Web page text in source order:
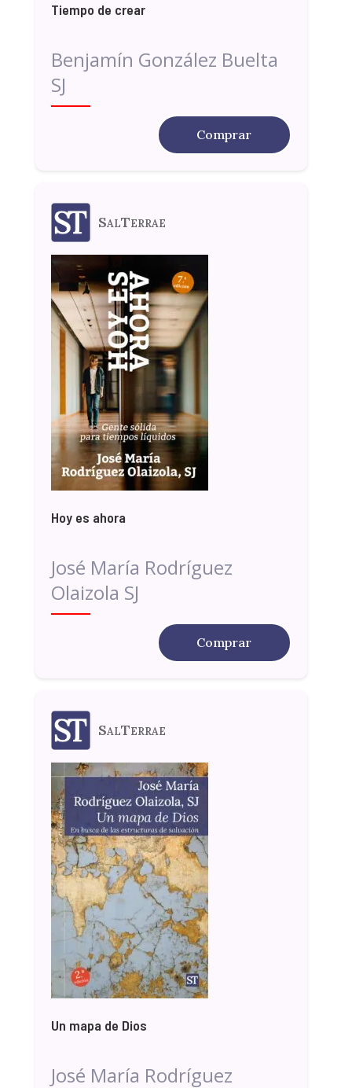
Tiempo de crear
Benjamín González Buelta
SJ
Comprar
SalTerrae
Hoy es ahora
José María Rodríguez
Olaizola SJ
Comprar
SalTerrae
Un mapa de Dios
José María Rodríguez